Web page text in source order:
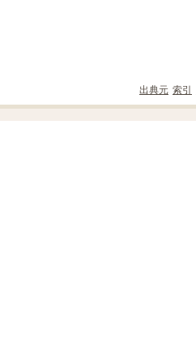
出典元 索引